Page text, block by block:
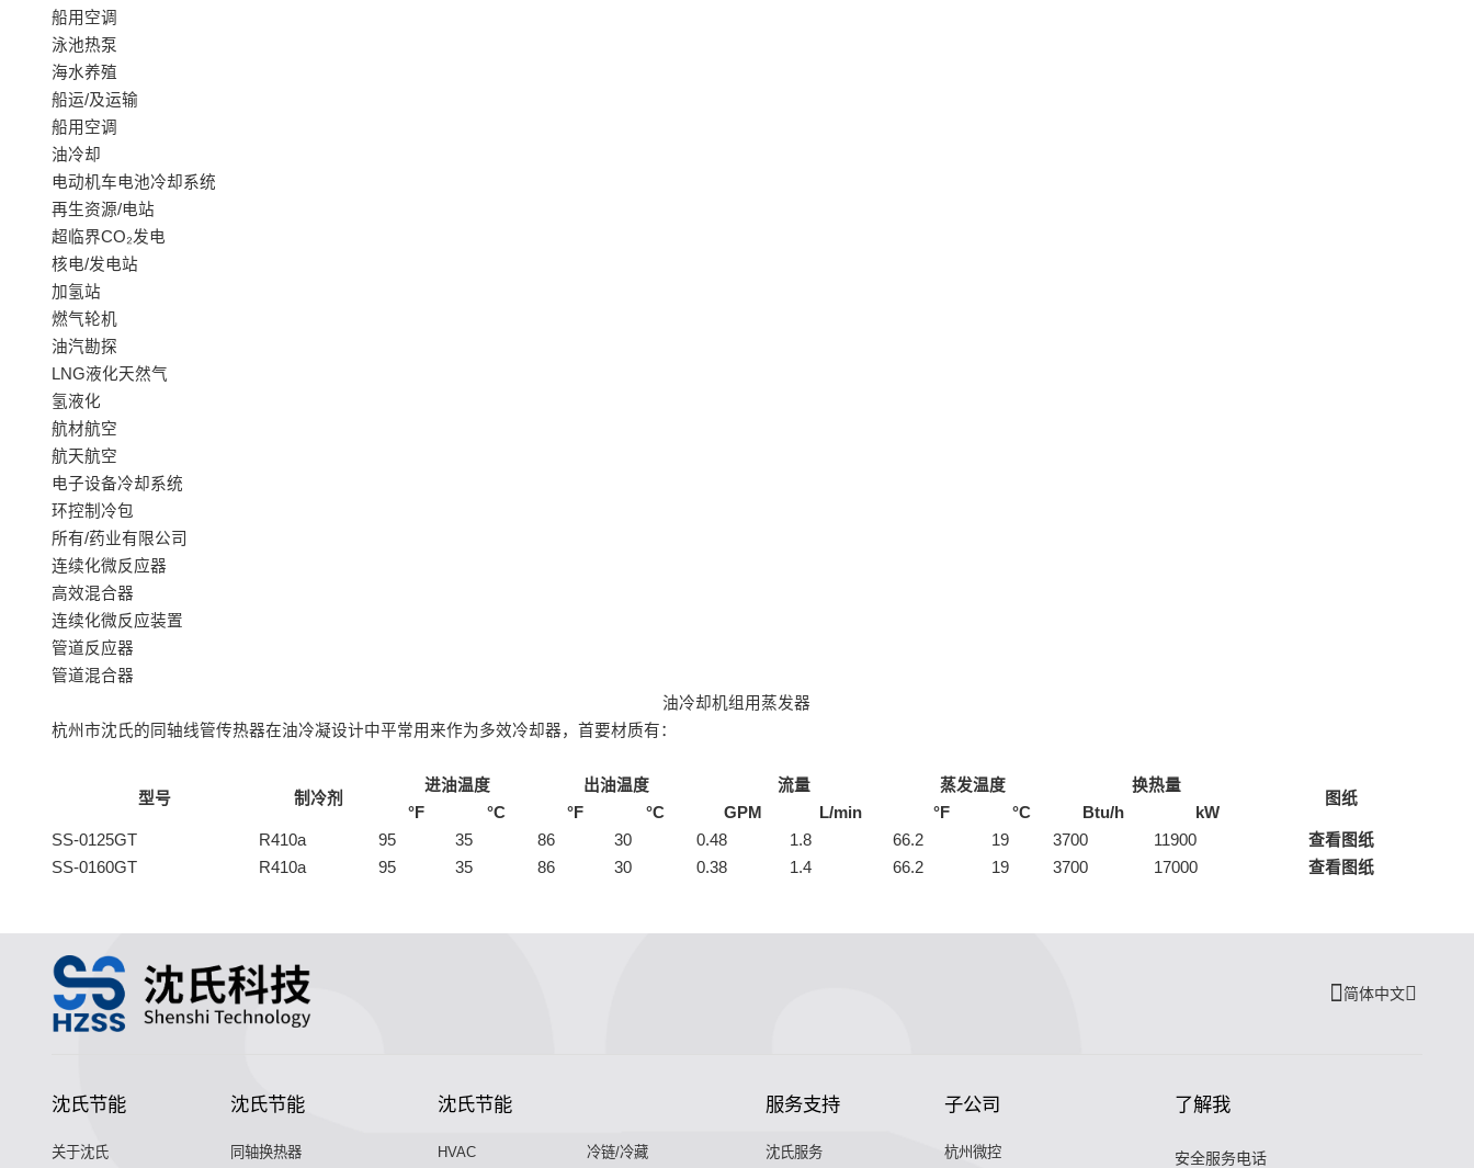
船用空调
泳池热泵
海水养殖
船运/及运输
船用空调
油冷却
电动机车电池冷却系统
再生资源/电站
超临界CO₂发电
核电/发电站
加氢站
燃气轮机
油汽勘探
LNG液化天然气
氢液化
航材航空
航天航空
电子设备冷却系统
环控制冷包
所有/药业有限公司
连续化微反应器
高效混合器
连续化微反应装置
管道反应器
管道混合器
油冷却机组用蒸发器
杭州市沈氏的同轴线管传热器在油冷凝设计中平常用来作为多效冷却器，首要材质有：
型号 制冷剂
进油温度 出油温度 流量 蒸发温度 换热量
图纸
°F
°C °F °C GPM L/min °F °C Btu/h
kW
SS-0125GT
R410a 95 35 86 30 0.48 1.8 66.2 19 3700 11900
查看图纸
SS-0160GT
R410a 95 35 86 30 0.38 1.4 66.2 19 3700 17000 查看图纸
简体中文
沈氏节能
关于沈氏
沈氏节能
同轴换热器
沈氏节能
HVAC 冷链/冷藏
服务支持
沈氏服务
子公司
杭州微控
了解我
安全服务电话